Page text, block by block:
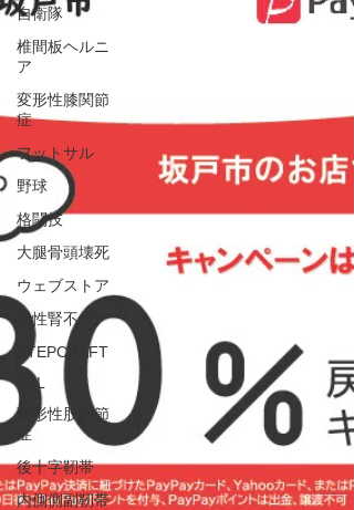
自衛隊
椎間板ヘルニ
ア
変形性膝関節
症
フットサル
野球
格闘技
大腿骨頭壊死
ウェブストア
慢性腎不全
STEPCRAFT
ESL
変形性股関節
症
後十字靭帯
内側側副靭帯